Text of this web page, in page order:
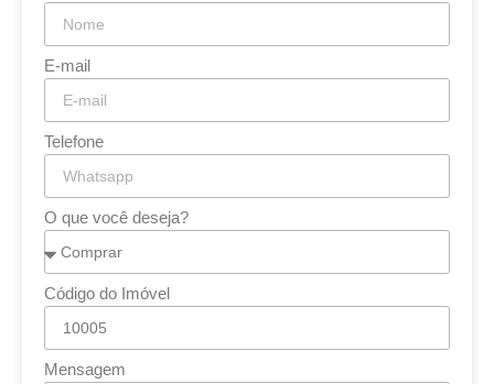
E-mail
Telefone
O que você deseja?
Código do Imóvel
Mensagem